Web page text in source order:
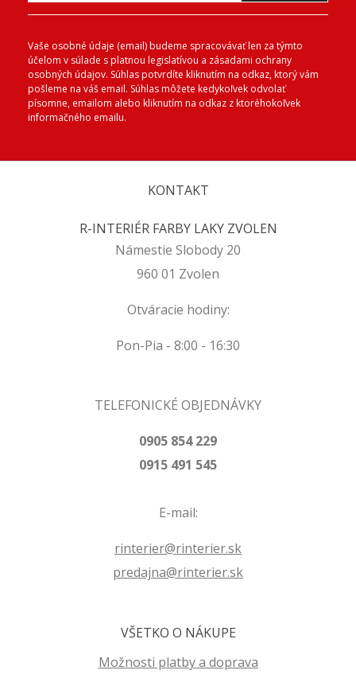
Vaše osobné údaje (email) budeme spracovávať len za týmto
účelom v súlade s platnou legislatívou a zásadami ochrany
osobných údajov. Súhlas potvrdíte kliknutím na odkaz, ktorý vám
pošleme na váš email. Súhlas môžete kedykoľvek odvolať
písomne, emailom alebo kliknutím na odkaz z ktoréhokoľvek
informačného emailu.
KONTAKT
R-INTERIÉR FARBY LAKY ZVOLEN
Námestie Slobody 20
960 01 Zvolen
Otváracie hodiny:
Pon-Pia - 8:00 - 16:30
TELEFONICKÉ OBJEDNÁVKY
0905 854 229
0915 491 545
E-mail:
rinterier@rinterier.sk
predajna@rinterier.sk
VŠETKO O NÁKUPE
Možnosti platby a doprava